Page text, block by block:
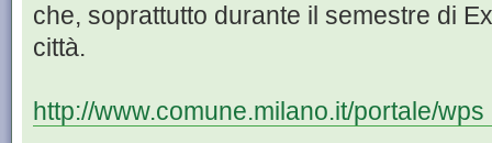
che, soprattutto durante il semestre di
città.
http://www.comune.milano.it/portale/